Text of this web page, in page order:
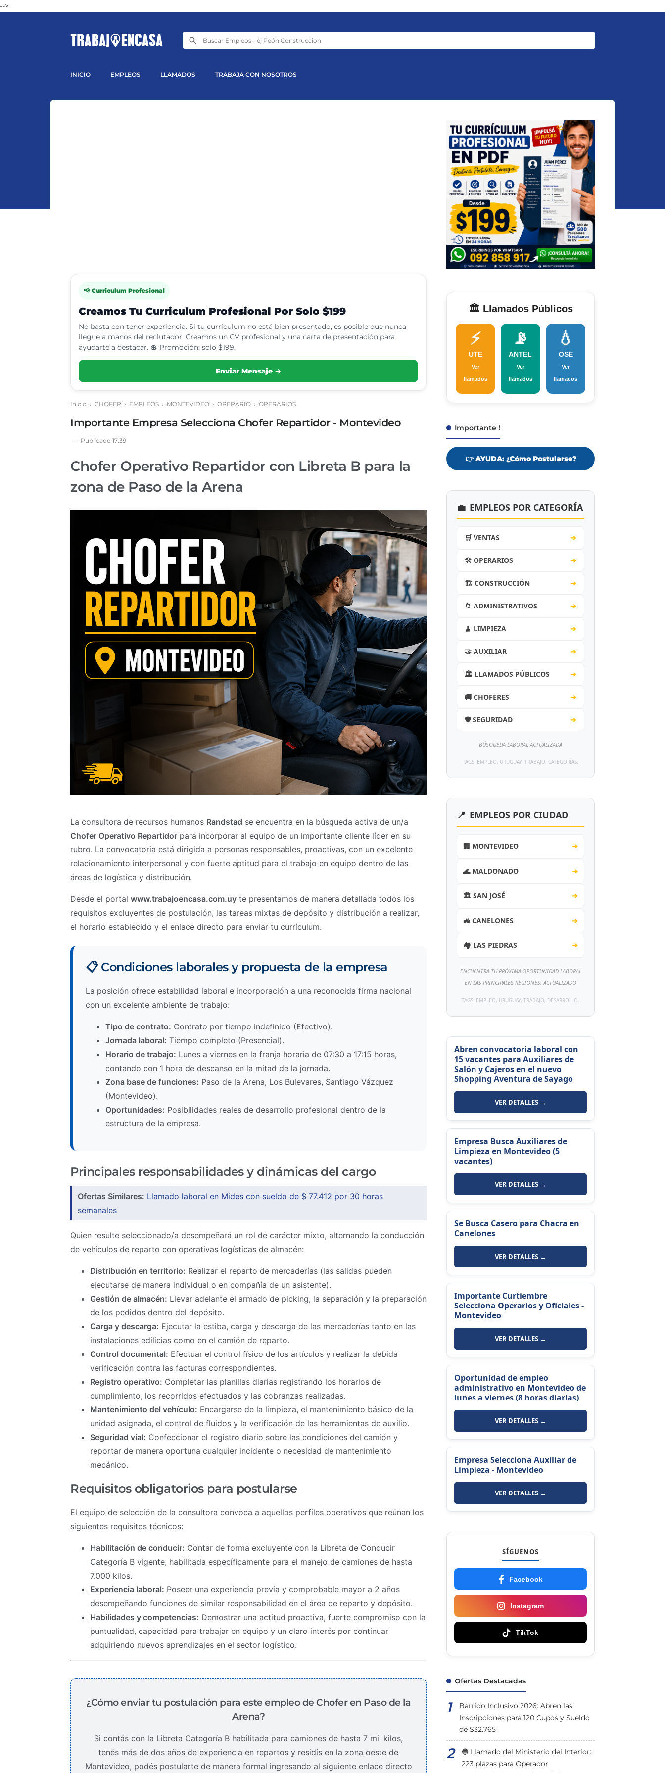
-->
INICIO EMPLEOS LLAMADOS TRABAJA CON NOSOTROS
📢 Curriculum Profesional
Creamos Tu Curriculum Profesional Por Solo $199
No basta con tener experiencia. Si tu currículum no está bien presentado, es posible que nunca
llegue a manos del reclutador. Creamos un CV profesional y una carta de presentación para
ayudarte a destacar. 💲 Promoción: solo $199.
Enviar Mensaje →
Inicio › CHOFER › EMPLEOS › MONTEVIDEO › OPERARIO › OPERARIOS
Importante Empresa Selecciona Chofer Repartidor - Montevideo
Publicado 17:39
Chofer Operativo Repartidor con Libreta B para la
zona de Paso de la Arena
La consultora de recursos humanos Randstad se encuentra en la búsqueda activa de un/a
Chofer Operativo Repartidor para incorporar al equipo de un importante cliente líder en su
rubro. La convocatoria está dirigida a personas responsables, proactivas, con un excelente
relacionamiento interpersonal y con fuerte aptitud para el trabajo en equipo dentro de las
áreas de logística y distribución.
Desde el portal www.trabajoencasa.com.uy te presentamos de manera detallada todos los
requisitos excluyentes de postulación, las tareas mixtas de depósito y distribución a realizar,
el horario establecido y el enlace directo para enviar tu currículum.
📋 Condiciones laborales y propuesta de la empresa
La posición ofrece estabilidad laboral e incorporación a una reconocida firma nacional
con un excelente ambiente de trabajo:
Tipo de contrato: Contrato por tiempo indefinido (Efectivo).
Jornada laboral: Tiempo completo (Presencial).
Horario de trabajo: Lunes a viernes en la franja horaria de 07:30 a 17:15 horas,
contando con 1 hora de descanso en la mitad de la jornada.
Zona base de funciones: Paso de la Arena, Los Bulevares, Santiago Vázquez
(Montevideo).
Oportunidades: Posibilidades reales de desarrollo profesional dentro de la
estructura de la empresa.
Principales responsabilidades y dinámicas del cargo
Ofertas Similares: Llamado laboral en Mides con sueldo de $ 77.412 por 30 horas
semanales
Quien resulte seleccionado/a desempeñará un rol de carácter mixto, alternando la conducción
de vehículos de reparto con operativas logísticas de almacén:
Distribución en territorio: Realizar el reparto de mercaderías (las salidas pueden
ejecutarse de manera individual o en compañía de un asistente).
Gestión de almacén: Llevar adelante el armado de picking, la separación y la preparación
de los pedidos dentro del depósito.
Carga y descarga: Ejecutar la estiba, carga y descarga de las mercaderías tanto en las
instalaciones edilicias como en el camión de reparto.
Control documental: Efectuar el control físico de los artículos y realizar la debida
verificación contra las facturas correspondientes.
Registro operativo: Completar las planillas diarias registrando los horarios de
cumplimiento, los recorridos efectuados y las cobranzas realizadas.
Mantenimiento del vehículo: Encargarse de la limpieza, el mantenimiento básico de la
unidad asignada, el control de fluidos y la verificación de las herramientas de auxilio.
Seguridad vial: Confeccionar el registro diario sobre las condiciones del camión y
reportar de manera oportuna cualquier incidente o necesidad de mantenimiento
mecánico.
Requisitos obligatorios para postularse
El equipo de selección de la consultora convoca a aquellos perfiles operativos que reúnan los
siguientes requisitos técnicos:
Habilitación de conducir: Contar de forma excluyente con la Libreta de Conducir
Categoría B vigente, habilitada específicamente para el manejo de camiones de hasta
7.000 kilos.
Experiencia laboral: Poseer una experiencia previa y comprobable mayor a 2 años
desempeñando funciones de similar responsabilidad en el área de reparto y depósito.
Habilidades y competencias: Demostrar una actitud proactiva, fuerte compromiso con la
puntualidad, capacidad para trabajar en equipo y un claro interés por continuar
adquiriendo nuevos aprendizajes en el sector logístico.
¿Cómo enviar tu postulación para este empleo de Chofer en Paso de la
Arena?
Si contás con la Libreta Categoría B habilitada para camiones de hasta 7 mil kilos,
tenés más de dos años de experiencia en repartos y residís en la zona oeste de
Montevideo, podés postularte de manera formal ingresando al siguiente enlace directo
🏛️ Llamados Públicos
⚡
UTE
Ver
llamados
📡
ANTEL
Ver
llamados
💧
OSE
Ver
llamados
Importante !
👉 AYUDA: ¿Cómo Postularse?
💼 EMPLEOS POR CATEGORÍA
🛒 VENTAS ➔
🛠️ OPERARIOS ➔
🏗️ CONSTRUCCIÓN ➔
📁 ADMINISTRATIVOS ➔
🧹 LIMPIEZA ➔
🤝 AUXILIAR ➔
🏛️ LLAMADOS PÚBLICOS ➔
🚚 CHOFERES ➔
🛡️ SEGURIDAD ➔
BÚSQUEDA LABORAL ACTUALIZADA
TAGS: EMPLEO, URUGUAY, TRABAJO, CATEGORÍAS.
📍 EMPLEOS POR CIUDAD
🏢 MONTEVIDEO ➔
🌊 MALDONADO ➔
🏛️ SAN JOSÉ ➔
🚜 CANELONES ➔
🏘️ LAS PIEDRAS ➔
ENCUENTRA TU PRÓXIMA OPORTUNIDAD LABORAL
EN LAS PRINCIPALES REGIONES. ACTUALIZADO
TAGS: EMPLEO, URUGUAY, TRABAJO, DESARROLLO.
Abren convocatoria laboral con
15 vacantes para Auxiliares de
Salón y Cajeros en el nuevo
Shopping Aventura de Sayago
VER DETALLES →
Empresa Busca Auxiliares de
Limpieza en Montevideo (5
vacantes)
VER DETALLES →
Se Busca Casero para Chacra en
Canelones
VER DETALLES →
Importante Curtiembre
Selecciona Operarios y Oficiales -
Montevideo
VER DETALLES →
Oportunidad de empleo
administrativo en Montevideo de
lunes a viernes (8 horas diarias)
VER DETALLES →
Empresa Selecciona Auxiliar de
Limpieza - Montevideo
VER DETALLES →
SÍGUENOS
Facebook
Instagram
TikTok
Ofertas Destacadas
Barrido Inclusivo 2026: Abren las
Inscripciones para 120 Cupos y Sueldo
de $32.765
🔵 Llamado del Ministerio del Interior:
223 plazas para Operador